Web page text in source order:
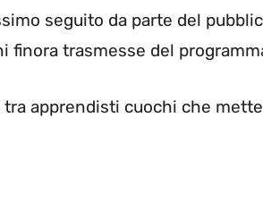
seguito da parte del
finora trasmesse del
apprendisti cuochi che